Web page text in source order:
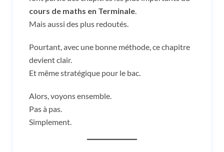
cours de maths en Terminale
Mais aussi des plus redoutés.
Pourtant, avec une bonne méthode, ce chapitre
devient clair.
Et même stratégique pour le bac.
Alors, voyons ensemble.
Pas à pas.
Simplement.